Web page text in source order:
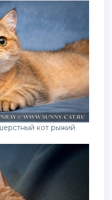
кот рыжий